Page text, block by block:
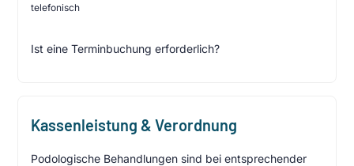
telefonisch
Ist eine Terminbuchung erforderlich?
Kassenleistung & Verordnung
Podologische Behandlungen sind bei entsprechender